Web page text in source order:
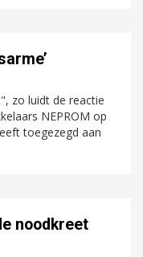
zo luidt de reactie
NEPROM op
toegezegd aan
noodkreet